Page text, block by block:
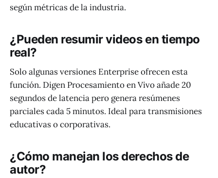
según métricas de la industria.
¿Pueden resumir videos en tiempo
real?
Solo algunas versiones Enterprise ofrecen esta
función. Digen Procesamiento en Vivo añade 20
segundos de latencia pero genera resúmenes
parciales cada 5 minutos. Ideal para transmisiones
educativas o corporativas.
¿Cómo manejan los derechos de
autor?